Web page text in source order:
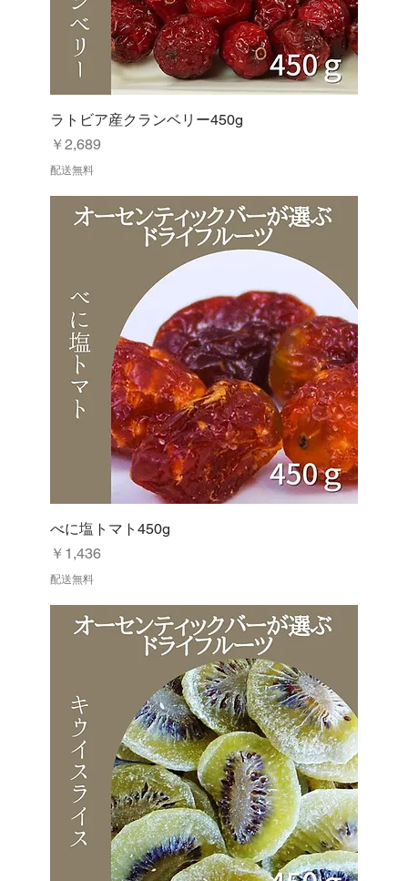
ラトビア産クランベリー450g
価格
￥2,689
配送無料
べに塩トマト450g
価格
￥1,436
配送無料